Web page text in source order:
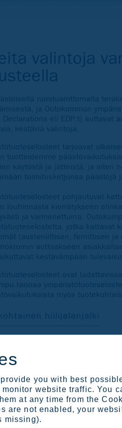
you with best
website traffic. You
at any time from the
are not enabled, your
missing).
valintoja
ruostuamttomalla
ja Outokummun
Declarations eli EDP:t) auttavat
kestäviä valintoja.
tarjoavat
tuotteidemme
käytöstä ja jätteistä, ja siten
toimitusketjunsa päästöjä
pohjautuvat
louhinnasta kierrätykseen
ja varmenettuina.
jotka kattavat
(austeniittisen, ferriittisen ja
auttaakseen
kestävämpään
ovat
tarjoaa
myös
hiilijalanjälki